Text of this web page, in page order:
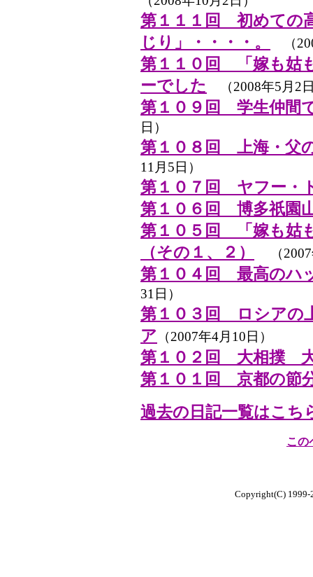
第１１１回 初めての
じり」・・・・。
（
第１１０回 「嫁も姑
ーでした
（2008年5月2
第１０９回 学生仲間
日）
第１０８回 上海・父
11月5日）
第１０７回 ヤフー・
第１０６回 博多祇園
第１０５回 「嫁も姑
（その１、２）
（
第１０４回 最高のハ
31日）
第１０３回 ロシアの
ア （2007年4月10日）
第１０２回 大相撲
第１０１回 京都の節
過去の日記一覧はこち
この
Copyright(C) 1999-